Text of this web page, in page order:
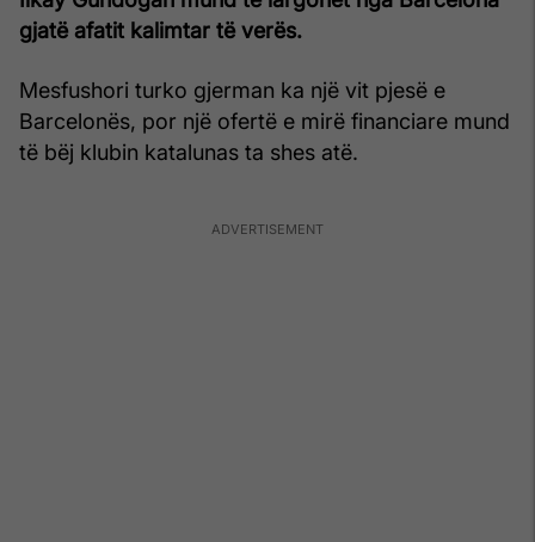
gjatë afatit kalimtar të verës.
Mesfushori turko gjerman ka një vit pjesë e
Barcelonës, por një ofertë e mirë financiare mund
të bëj klubin katalunas ta shes atë.